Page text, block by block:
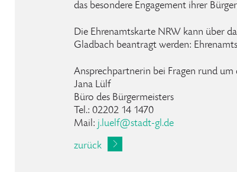
das besondere Engagement ihrer
Die Ehrenamtskarte NRW kann über
Gladbach beantragt werden:
Ansprechpartnerin bei Fragen rund um
Jana Lülf
Büro des Bürgermeisters
Tel.: 02202 14 1470
Mail: j.luelf@stadt-gl.de
zurück